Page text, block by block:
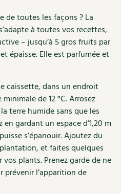
de toutes les façons ? La
à toutes vos recettes,
– jusqu’à 5 gros fruits par
épaisse. Elle est parfumée et
caissette, dans un endroit
de 12 °C. Arrosez
terre humide sans que les
gardant un espace d’1,20 m
s’épanouir. Ajoutez du
et faites quelques
plants. Prenez garde de ne
prévenir l’apparition de